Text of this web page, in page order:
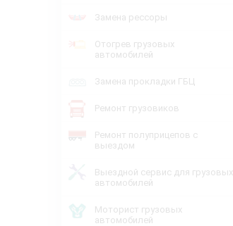
Замена рессоры
Отогрев грузовых
автомобилей
Замена прокладки ГБЦ
Ремонт грузовиков
Ремонт полуприцепов с
выездом
Выездной сервис для грузовых
автомобилей
Моторист грузовых
автомобилей